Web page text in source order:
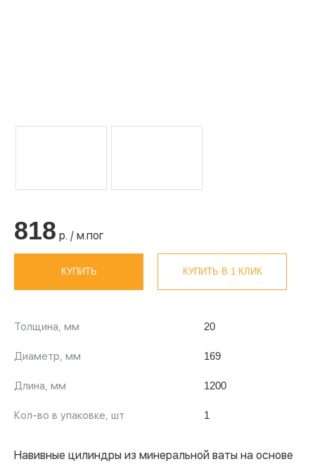
818 р. / м.пог
КУПИТЬ КУПИТЬ В 1 КЛИК
Толщина, мм 20
Диаметр, мм 169
Длина, мм 1200
Кол-во в упаковке, шт 1
Навивные цилиндры из минеральной ваты на основе